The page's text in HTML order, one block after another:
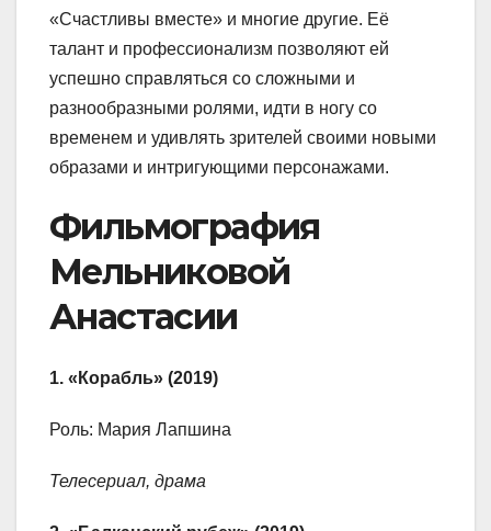
«Счастливы вместе» и многие другие. Её
талант и профессионализм позволяют ей
успешно справляться со сложными и
разнообразными ролями, идти в ногу со
временем и удивлять зрителей своими новыми
образами и интригующими персонажами.
Фильмография
Мельниковой
Анастасии
1. «Корабль» (2019)
Роль: Мария Лапшина
Телесериал, драма